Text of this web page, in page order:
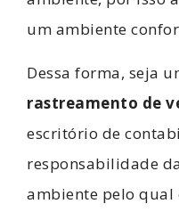
um ambiente
Dessa forma, seja
rastreamento de
escritório de
responsabilidade
ambiente pelo qual